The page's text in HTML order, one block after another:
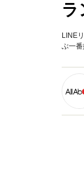
ラ
LINE
ぶ一